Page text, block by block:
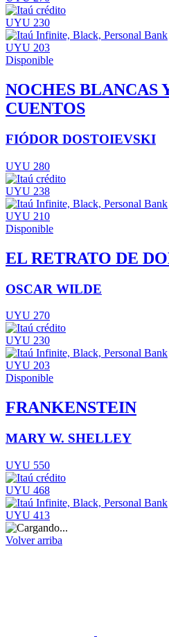
UYU 230
UYU 203
Disponible
NOCHES BLANCAS
CUENTOS
FIÓDOR DOSTOIEVSKI
UYU 280
UYU 238
UYU 210
Disponible
EL RETRATO DE
OSCAR WILDE
UYU 270
UYU 230
UYU 203
Disponible
FRANKENSTEIN
MARY W. SHELLEY
UYU 550
UYU 468
UYU 413
Volver arriba